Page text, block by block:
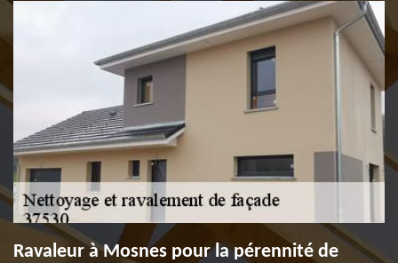
Ravaleur à Mosnes pour la pérennité de